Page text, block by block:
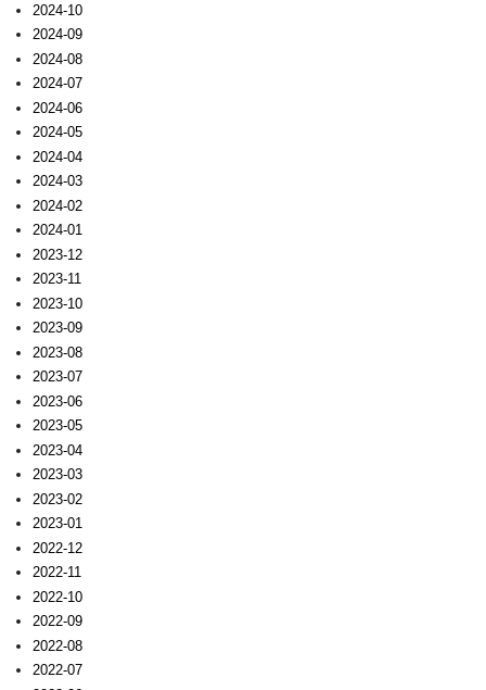
2024-10
2024-09
2024-08
2024-07
2024-06
2024-05
2024-04
2024-03
2024-02
2024-01
2023-12
2023-11
2023-10
2023-09
2023-08
2023-07
2023-06
2023-05
2023-04
2023-03
2023-02
2023-01
2022-12
2022-11
2022-10
2022-09
2022-08
2022-07